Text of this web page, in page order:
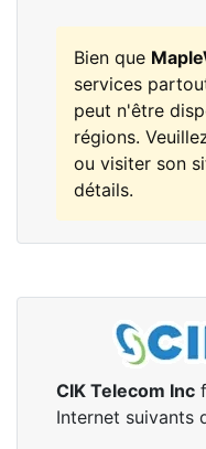
Bien que
services
peut n'être
régions.
ou visiter son
détails.
CIK Telecom Inc
Internet suivants